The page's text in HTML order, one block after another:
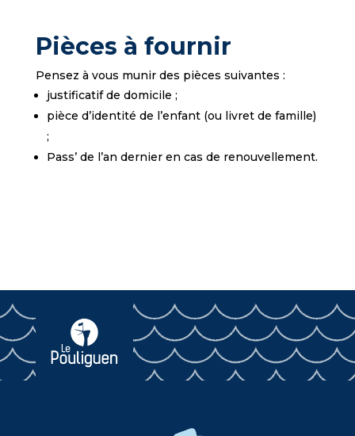
Pièces à fournir
Pensez à vous munir des pièces suivantes :
justificatif de domicile ;
pièce d’identité de l’enfant (ou livret de famille)
;
Pass’ de l’an dernier en cas de renouvellement.